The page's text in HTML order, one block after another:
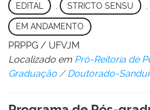
EDITAL STRICTO SENSU
EM ANDAMENTO
PRPPG / UFVJM
Localizado em Pró-Reitoria de
Graduação /Doutorado-